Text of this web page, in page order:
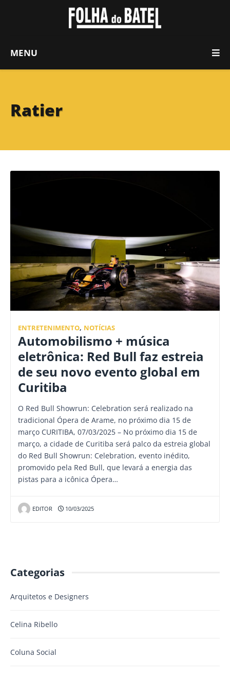
MENU
Ratier
ENTRETENIMENTO, NOTÍCIAS
Automobilismo + música
eletrônica: Red Bull faz estreia
de seu novo evento global em
Curitiba
O Red Bull Showrun: Celebration será realizado na
tradicional Ópera de Arame, no próximo dia 15 de
março CURITIBA, 07/03/2025 – No próximo dia 15 de
março, a cidade de Curitiba será palco da estreia global
do Red Bull Showrun: Celebration, evento inédito,
promovido pela Red Bull, que levará a energia das
pistas para a icônica Ópera…
EDITOR 10/03/2025
Categorias
Arquitetos e Designers
Celina Ribello
Coluna Social